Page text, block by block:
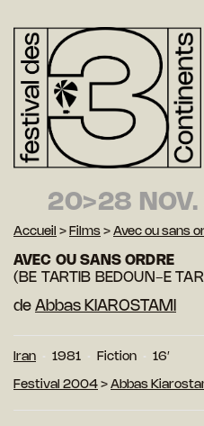
20>28
Accueil > Films > Avec ou sans
AVEC OU SANS ORDRE
(BE TARTIB BEDOUN-E
de Abbas KIAROSTAMI
Iran 1981 Fiction 16′
Festival 2004 > Abbas